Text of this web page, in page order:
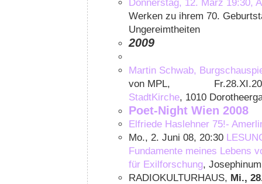
Donnerstag, 12. März 19:30,
Werken zu ihrem 70.
Ungereimtheiten
2009
Martin Schwab,
von MPL,
StadtKirche, 1010
Poet-Night Wien 2008
Elfriede Haslehner 75!-
Mo., 2. Juni 08, 20:30
Fundamente meines Lebens
für Exilforschung,
RADIOKULTURHAUS, Mi.,